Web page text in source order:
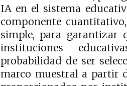
IA en el sistema
componente
simple, para garantizar
instituciones
probabilidad de ser
marco muestral a partir